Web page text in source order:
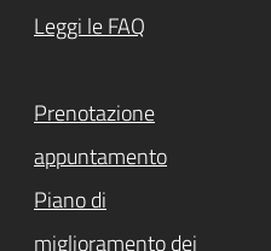
Leggi le FAQ
Prenotazione
appuntamento
Piano di
miglioramento dei